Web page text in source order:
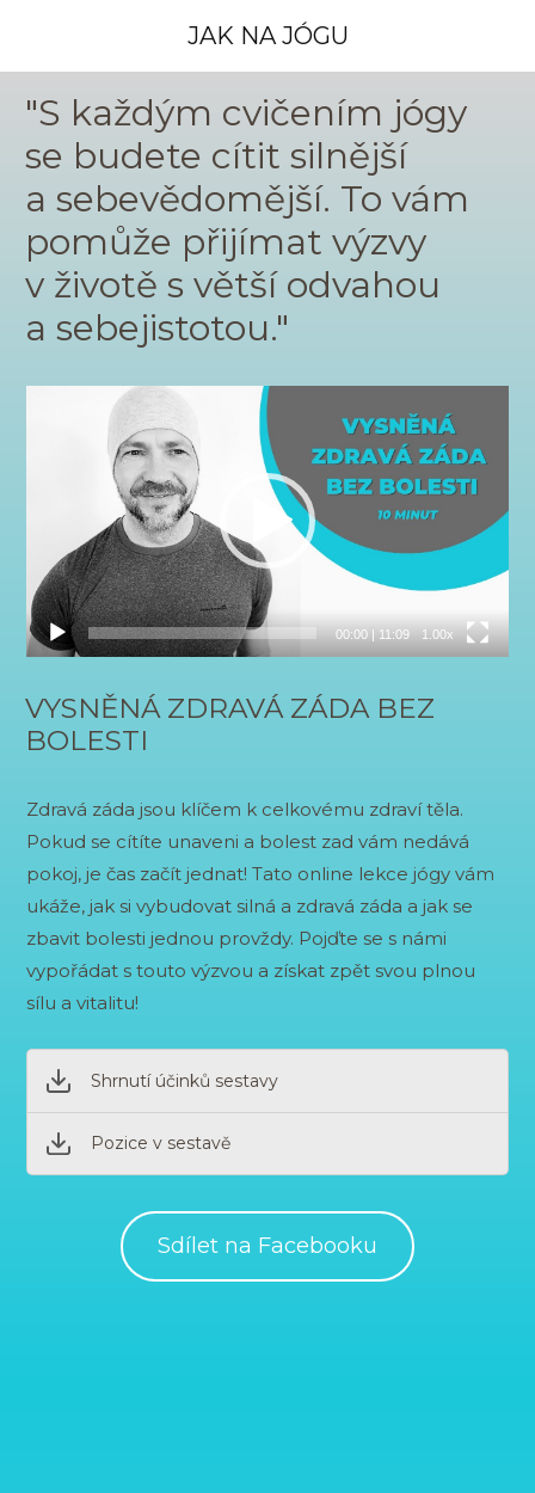
JAK NA JÓGU
"S každým cvičením jógy
se budete cítit silnější
a sebevědomější. To vám
pomůže přijímat výzvy
v životě s větší odvahou
a sebejistotou."
00:00| 11:09 1.00x
VYSNĚNÁ ZDRAVÁ ZÁDA BEZ
BOLESTI
Zdravá záda jsou klíčem k celkovému zdraví těla.
Pokud se cítíte unaveni a bolest zad vám nedává
pokoj, je čas začít jednat! Tato online lekce jógy vám
ukáže, jak si vybudovat silná a zdravá záda a jak se
zbavit bolesti jednou provždy. Pojďte se s námi
vypořádat s touto výzvou a získat zpět svou plnou
sílu a vitalitu!
Shrnutí účinků sestavy
Pozice v sestavě
Sdílet na Facebooku